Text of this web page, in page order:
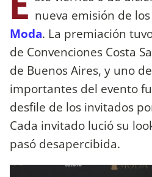
nueva emisión de los
Moda. La premiación
de Convenciones Costa
de Buenos Aires, y uno
importantes del evento
desfile de los invitados
Cada invitado lució su
pasó desapercibida.